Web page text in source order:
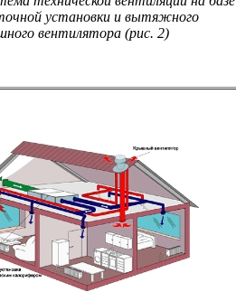
установки и вытяжного
вентилятора (рис. 2)